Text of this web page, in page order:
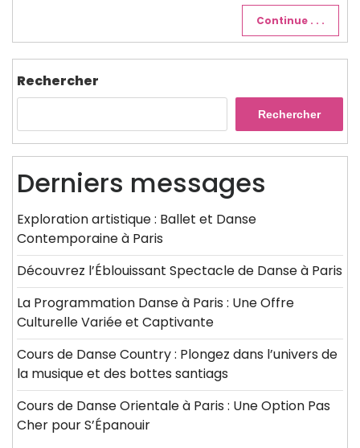
Continue . . .
Rechercher
Rechercher
Derniers messages
Exploration artistique : Ballet et Danse
Contemporaine à Paris
Découvrez l’Éblouissant Spectacle de Danse à Paris
La Programmation Danse à Paris : Une Offre
Culturelle Variée et Captivante
Cours de Danse Country : Plongez dans l’univers de
la musique et des bottes santiags
Cours de Danse Orientale à Paris : Une Option Pas
Cher pour S’Épanouir